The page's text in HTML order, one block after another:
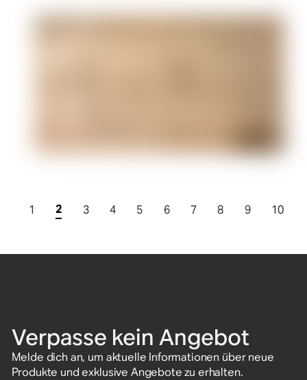
1 2 3 4 5 6 7 8 9 10
Verpasse kein Angebot
Melde dich an, um aktuelle Informationen über neue
Produkte und exklusive Angebote zu erhalten.